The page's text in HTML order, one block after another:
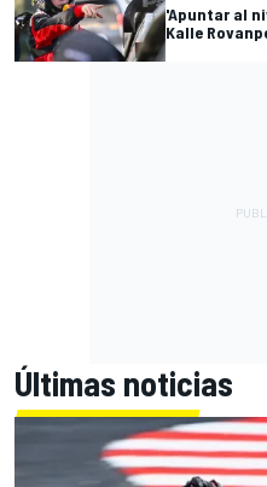
'Apuntar al
Kalle
Últimas noticias